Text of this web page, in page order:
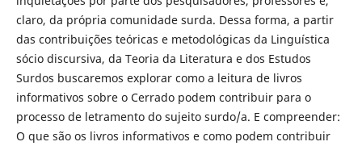
claro, da própria comunidade surda. Dessa forma, a partir
das contribuições teóricas e metodológicas da Linguística
sócio discursiva, da Teoria da Literatura e dos Estudos
Surdos buscaremos explorar como a leitura de livros
informativos sobre o Cerrado podem contribuir para o
processo de letramento do sujeito surdo/a. E compreender:
O que são os livros informativos e como podem contribuir